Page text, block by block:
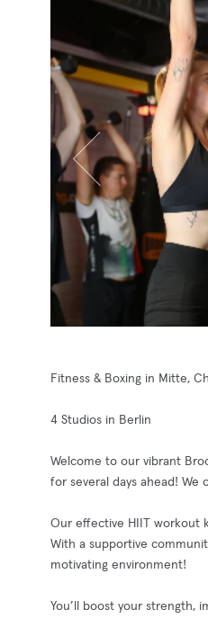
Fitness & Boxing in Mitte,
4 Studios in Berlin
Welcome to our vibrant
for several days ahead! We
Our effective HIIT workout
With a supportive
motivating environment!
You’ll boost your strength,